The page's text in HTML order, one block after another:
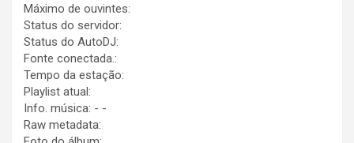
Máximo de ouvintes:
Status do servidor:
Status do AutoDJ:
Fonte conectada.:
Tempo da estação:
Playlist atual:
Info. música: - -
Raw metadata: